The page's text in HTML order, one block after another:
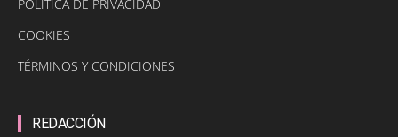
POLÍTICA DE PRIVACIDAD
COOKIES
TÉRMINOS Y CONDICIONES
REDACCIÓN